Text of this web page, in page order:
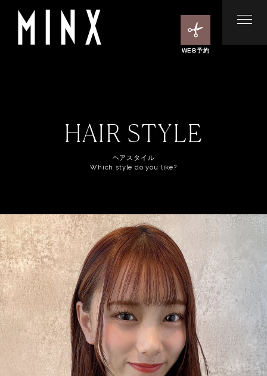
WEB予約
HAIR STYLE
ヘアスタイル
Which style do you like?